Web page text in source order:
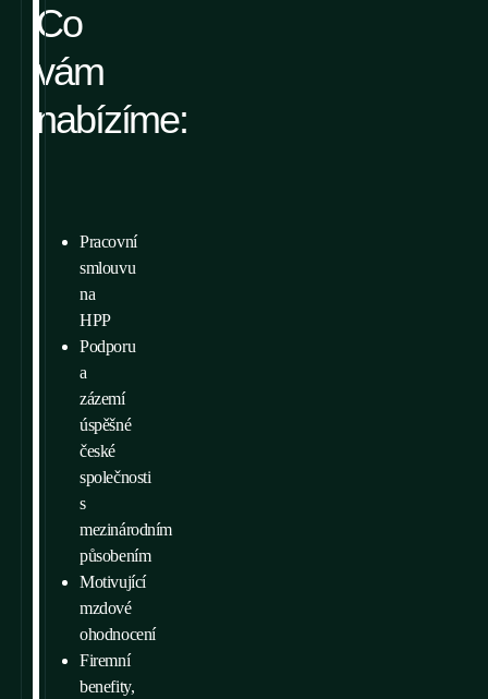
Co
vám
nabízíme:
Pracovní
smlouvu
na
HPP
Podporu
a
zázemí
úspěšné
české
společnosti
s
mezinárodním
působením
Motivující
mzdové
ohodnocení
Firemní
benefity,